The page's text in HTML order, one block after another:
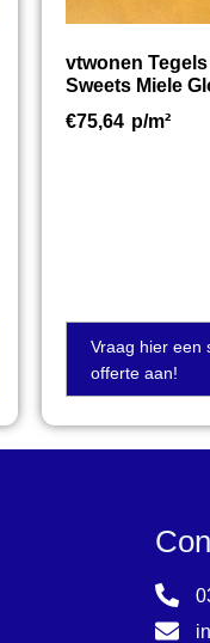
vtwonen Tegels
Sweets Miele
€75,64 p/m²
Vraag hier een
offerte aan!